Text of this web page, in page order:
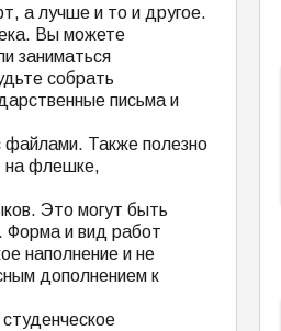
а лучше и то и другое.
Вы можете
заниматься
собрать
письма и
файлами. Также полезно
на флешке,
Это могут быть
Форма и вид работ
наполнение и не
дополнением к